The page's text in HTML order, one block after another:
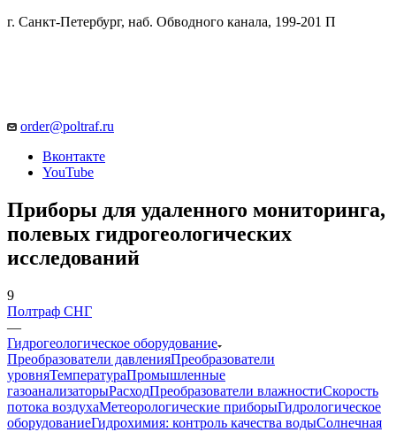
г. Санкт-Петербург, наб. Обводного канала, 199-201 П
order@poltraf.ru
Вконтакте
YouTube
Приборы для удаленного мониторинга,
полевых гидрогеологических
исследований
9
Полтраф СНГ
—
Гидрогеологическое оборудование
Преобразователи давленияПреобразователи
уровняТемператураПромышленные
газоанализаторыРасходПреобразователи влажностиСкорость
потока воздухаМетеорологические приборыГидрологическое
оборудованиеГидрохимия: контроль качества водыСолнечная